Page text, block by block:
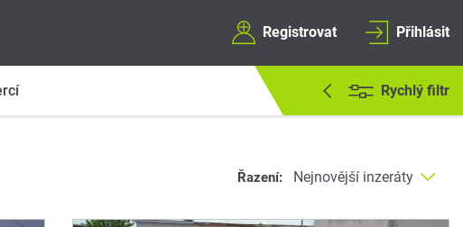
Registrovat Přihlásit
Rychlý filtr
Řazení: